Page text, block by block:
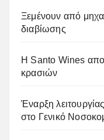
Ξεμένουν από
διαβίωσης
Η Santo Wines
κρασιών
Έναρξη
στο Γενικό